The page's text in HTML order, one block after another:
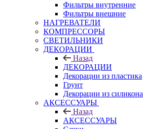
Фильтры внутренние
Фильтры внешние
НАГРЕВАТЕЛИ
КОМПРЕССОРЫ
СВЕТИЛЬНИКИ
ДЕКОРАЦИИ
Назад
ДЕКОРАЦИИ
Декорации из пластика
Грунт
Декорации из силикона
АКСЕССУАРЫ
Назад
АКСЕССУАРЫ